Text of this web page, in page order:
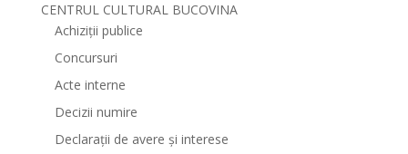
CENTRUL CULTURAL BUCOVINA
Achiziții publice
Concursuri
Acte interne
Decizii numire
Declarații de avere și interese